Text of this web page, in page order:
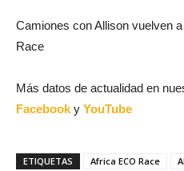
Camiones con Allison vuelven
Race
Más datos de actualidad en
Facebook y YouTube
ETIQUETAS Africa ECO Race